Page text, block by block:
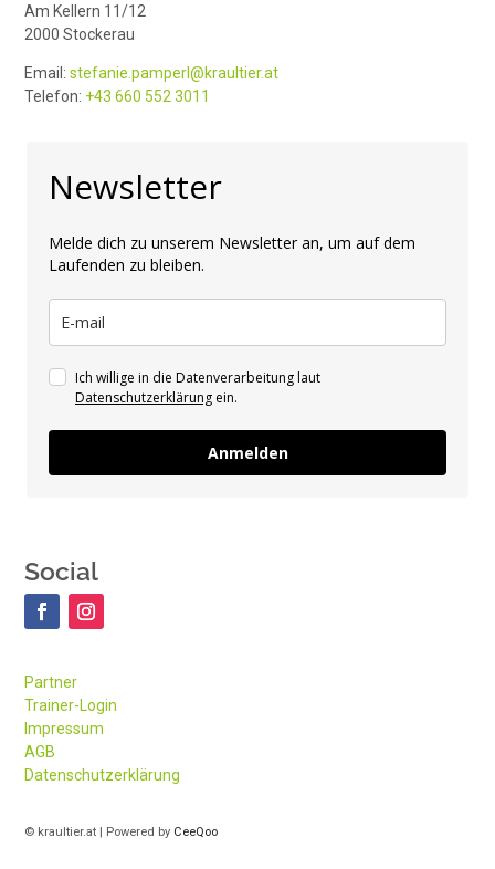
Am Kellern 11/12
2000 Stockerau
Email: stefanie.pamperl@kraultier.at
Telefon: +43 660 552 3011
Newsletter
Melde dich zu unserem Newsletter an, um auf dem
Laufenden zu bleiben.
Ich willige in die Datenverarbeitung laut
Datenschutzerklärung ein.
Anmelden
Social
Partner
Trainer-Login
Impressum
AGB
Datenschutzerklärung
© kraultier.at | Powered by CeeQoo